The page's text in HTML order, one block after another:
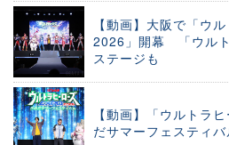
【動画】大阪で「ウ
2026」開幕 「ウル
ステージも
【動画】「ウルトラ
だサマーフェスティ